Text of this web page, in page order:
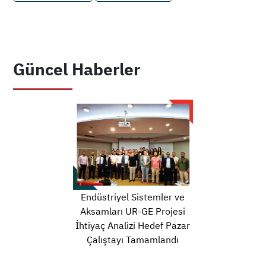
Güncel Haberler
Endüstriyel Sistemler ve
Aksamları UR-GE Projesi
İhtiyaç Analizi Hedef Pazar
Çalıştayı Tamamlandı